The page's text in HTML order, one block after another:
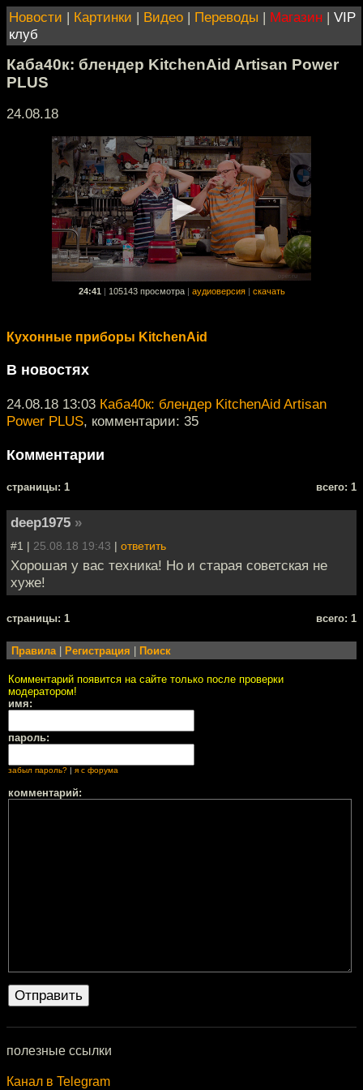
Новости | Картинки | Видео | Переводы | Магазин | VIP
клуб
Каба40к: блендер KitchenAid Artisan Power
PLUS
24.08.18
24:41 105143 просмотра аудиоверсия скачать
Кухонные приборы KitchenAid
В новостях
24.08.18 13:03 Каба40к: блендер KitchenAid Artisan
Power PLUS, комментарии: 35
Комментарии
cтраницы: 1 всего: 1
deep1975 »
#1 | 25.08.18 19:43 | ответить
Хорошая у вас техника! Но и старая советская не
хуже!
cтраницы: 1 всего: 1
Правила| Регистрация Поиск
Комментарий появится на сайте только после проверки
модератором!
имя:
пароль:
забыл пароль? я с форума
комментарий:
полезные ссылки
Канал в Telegram